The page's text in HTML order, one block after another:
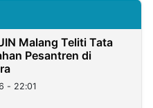
Malang Teliti Tata
Pesantren di
- 22:01